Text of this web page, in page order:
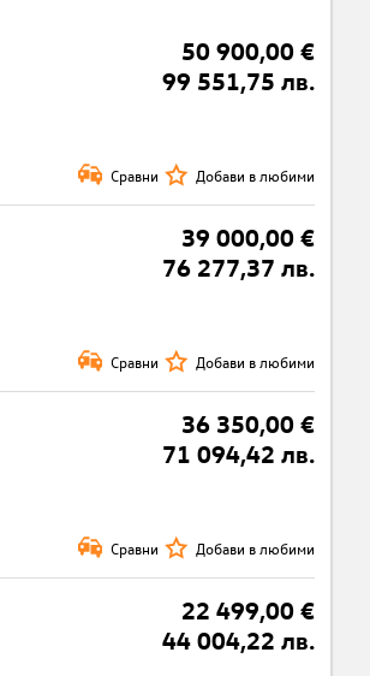
50 900,00 €
99 551,75 лв.
Сравни Добави в любими
39 000,00 €
76 277,37 лв.
Сравни Добави в любими
36 350,00 €
71 094,42 лв.
Сравни Добави в любими
22 499,00 €
44 004,22 лв.